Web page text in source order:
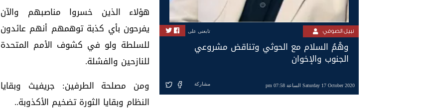
نبيل الصوفي تابعنى على
وهْمُ السلام مع الحوثي وتناقض مشروعي
الجنوب والإخوان
Saturday 17 October 2020 الساعة 07:58 pm مشاركة
هؤلاء الذين خسروا مناصبهم والآن
يفرحون بأي كذبة توهمهم أنهم عائدون
للسلطة ولو في كشوف الأمم المتحدة
للنازحين والفشلة.
ومن مصلحة الطرفين: جريفيث وبقايا
النظام وبقايا الثورة تضخيم الأكذوبة..